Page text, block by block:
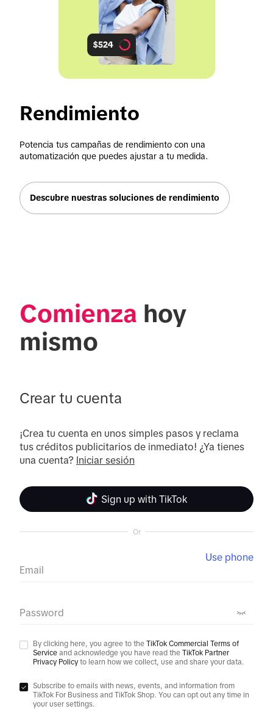
Rendimiento
Potencia tus campañas de rendimiento con una
automatización que puedes ajustar a tu medida.
Descubre nuestras soluciones de rendimiento
Comienza hoy
mismo
Crear tu cuenta
¡Crea tu cuenta en unos simples pasos y reclama
tus créditos publicitarios de inmediato! ¿Ya tienes
una cuenta? Iniciar sesión
Sign up with TikTok
Or
Email
Use phone
Password
By clicking here, you agree to the TikTok Commercial Terms of
Service and acknowledge you have read the TikTok Partner
Privacy Policy to learn how we collect, use and share your data.
Subscribe to emails with news, events, and information from
TikTok For Business and TikTok Shop. You can opt out any time in
your user settings.